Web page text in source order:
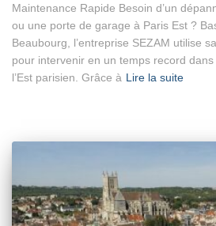
Maintenance Rapide Besoin d’un
ou une porte de garage à Paris Est ?
Beaubourg, l’entreprise SEZAM utilise
pour intervenir en un temps record
l’Est parisien. Grâce à Lire la suite